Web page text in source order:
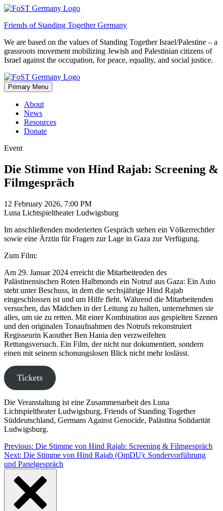
Skip
content
Friends of Standing Together Germany
We are based on the values of Standing Together Israel/Palestine – a
grassroots movement mobilizing Jewish and Palestinian citizens of
Israel against the occupation, for peace, equality, and social justice.
Primary Menu
About
News
Resources
Donate
Event
Die Stimme von Hind Rajab: Screening &
Filmgespräch
12 February 2026, 7:00 PM
Luna Lichtspieltheater Ludwigsburg
Im anschließenden moderierten Gespräch stehen ein Völkerrechtler
sowie eine Ärztin für Fragen zur Lage in Gaza zur Verfügung.
Zum Film:
Am 29. Januar 2024 erreicht die Mitarbeitenden des
Palästinensischen Roten Halbmonds ein Notruf aus Gaza: Ein Auto
steht unter Beschuss, in dem die sechsjährige Hind Rajab
eingeschlossen ist und um Hilfe fleht. Während die Mitarbeitenden
versuchen, das Mädchen in der Leitung zu halten, unternehmen sie
alles, um sie zu retten. Mit einer Kombination aus gespielten Szenen
und den originalen Tonaufnahmen des Notrufs rekonstruiert
Regisseurin Kaouther Ben Hania den verzweifelten
Rettungsversuch. Ein Film, der nicht nur dokumentiert, sondern
einen mit seinem schonungslosen Blick nicht mehr loslässt.
Tickets
Die Veranstaltung ist eine Zusammenarbeit des Luna
Lichtspieltheater Ludwigsburg, Friends of Standing Together
Süddeutschland, Germans Against Genocide, Palästina Solidarität
Ludwigsburg.
Post
navigation
Previous: Die Stimme von Hind Rajab: Screening & Filmgespräch
Next: Die Stimme von Hind Rajab (OmDU): Sondervorführung
und Panelgespräch